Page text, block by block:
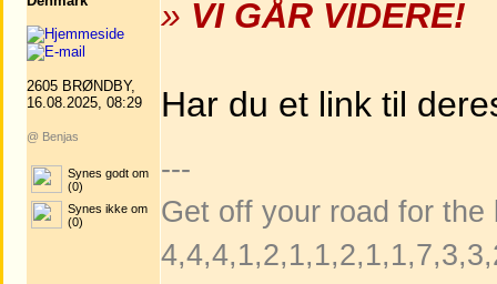
2605 BRØNDBY,
16.08.2025, 08:29
@ Benjas
Synes godt om
(0)
Synes ikke om
(0)
» VI GÅR VIDERE!
Har du et link til
---
Get off your road for